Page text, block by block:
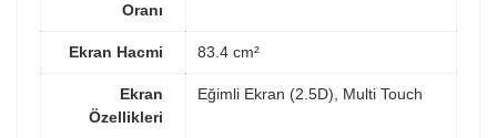
Oranı
Ekran Hacmi 83.4 cm²
Ekran
Özellikleri
Eğimli Ekran (2.5D), Multi Touch